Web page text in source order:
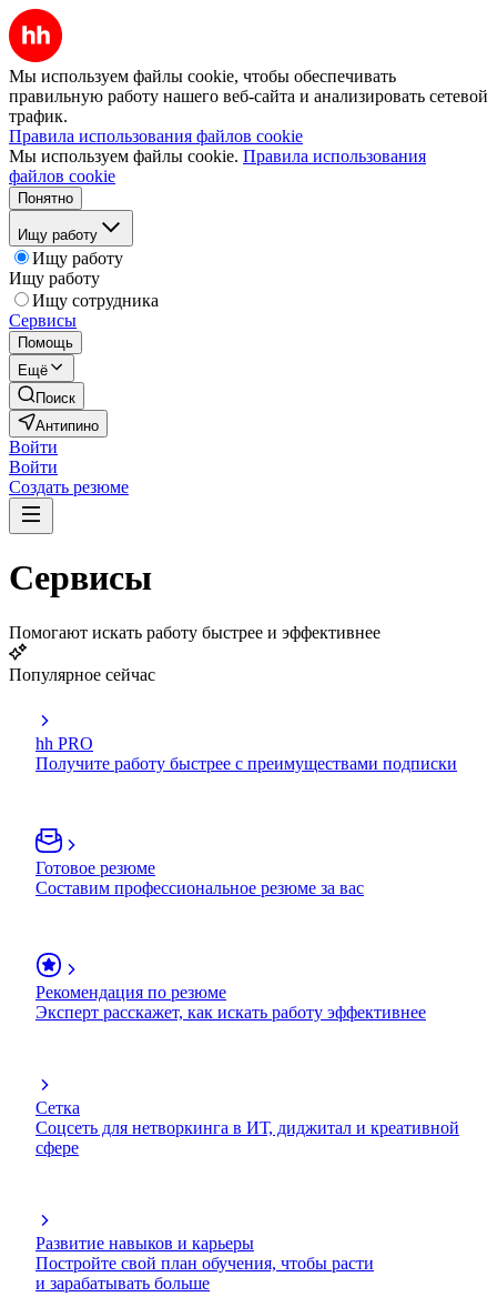
Мы используем файлы cookie, чтобы обеспечивать
правильную работу нашего веб-сайта и анализировать сетевой
трафик.
Правила использования файлов cookie
Мы используем файлы cookie. Правила использования
файлов cookie
Понятно
Ищу работу
Ищу работу
Ищу работу
Ищу сотрудника
Сервисы
Помощь
Ещё
Поиск
Антипино
Войти
Войти
Создать резюме
Сервисы
Помогают искать работу быстрее и эффективнее
Популярное сейчас
hh PRO
Получите работу быстрее с преимуществами подписки
Готовое резюме
Составим профессиональное резюме за вас
Рекомендация по резюме
Эксперт расскажет, как искать работу эффективнее
Сетка
Соцсеть для нетворкинга в ИТ, диджитал и креативной
сфере
Развитие навыков и карьеры
Постройте свой план обучения, чтобы расти
и зарабатывать больше